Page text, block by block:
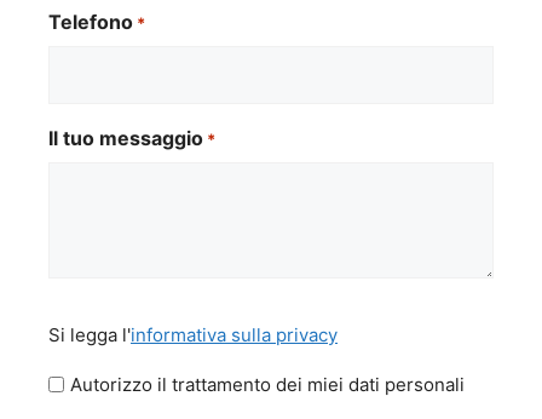
Telefono *
Il tuo messaggio *
legga
l'informativa
Si legga l'informativa sulla privacy
Autorizzo il trattamento dei miei dati personali